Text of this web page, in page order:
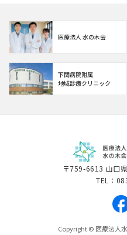
医療法人 水の木会
下関病院附属
地域診療クリニック
〒759-6613 山口
TEL：
Copyright © 医療法人